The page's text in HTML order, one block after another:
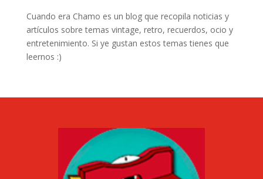
Cuando era Chamo es un blog que recopila noticias y
artículos sobre temas vintage, retro, recuerdos, ocio y
entretenimiento. Si ye gustan estos temas tienes que
leernos :)